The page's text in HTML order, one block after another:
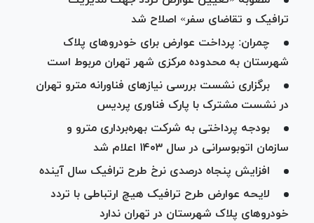
ترافیک و تقاضای سفر» اصلاح شد
چمران: پرداخت عوارض برای خودرو‌های پلاک
شهرستان به محدوده مرکزی شهر تهران مربوط است
برگزاری نشست بررسی نیاز‌های فناورانه مترو تهران
در نشست مشترک با پارک فناوری پردیس
بودجه پرداختی به شرکت بهره‌برداری مترو و
سازمان اتوبوسرانی در سال ۱۴۰۳ اعلام شد
افزایش پنجاه درصدی نرخ طرح ترافیک سال آینده
لایحه عوارض طرح ترافیک هیچ ارتباطی با تردد
خودرو‌های پلاک شهرستان در تهران ندارد